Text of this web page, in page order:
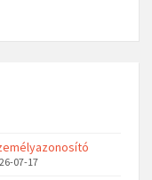
07-17